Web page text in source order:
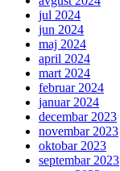
jul 2024
jun 2024
maj 2024
april 2024
mart 2024
februar 2024
januar 2024
decembar 2023
novembar 2023
oktobar 2023
septembar 2023